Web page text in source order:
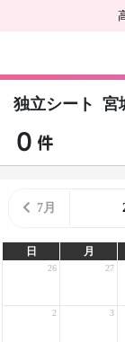
独立シート 宮
7月
日 月
26 27
2 3